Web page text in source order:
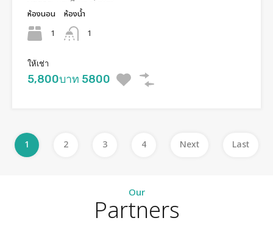
ห้องนอน
1
ห้องน้ำ
1
ให้เช่า
5,800บาท 5800
1 2 3 4 Next Last
Our
Partners